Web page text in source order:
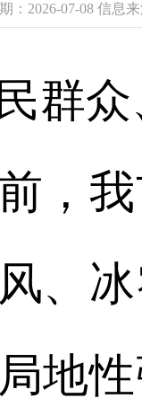
：2026-07-08 信息
群
我
、
地